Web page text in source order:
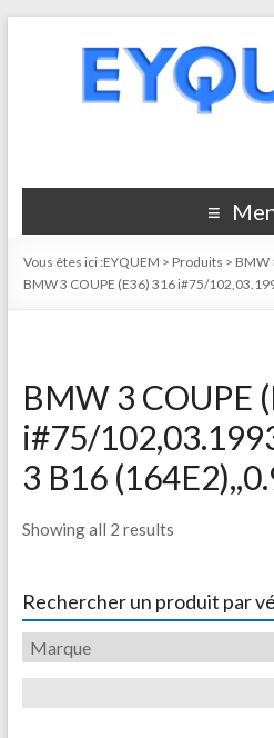
Vous êtes ici :EYQUEM > Produits > BMW
BMW 3 COUPE (E36) 316 i#75/
BMW 3 COUPE
i#75/
3 B16
Showing all 2 results
Rechercher un produit par